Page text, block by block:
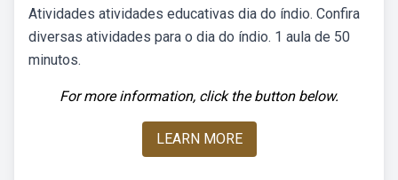
Atividades atividades educativas dia do índio. Confira
diversas atividades para o dia do índio. 1 aula de 50
minutos.
For more information, click the button below.
LEARN MORE